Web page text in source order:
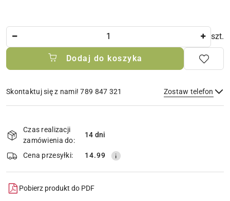
szt.
Dodaj do koszyka
Skontaktuj się z nami! 789 847 321 Zostaw telefon
Wyślij
dostawa
Czas realizacji
zamówienia do:
14 dni
Cena przesyłki: 14.99
Pobierz produkt do PDF